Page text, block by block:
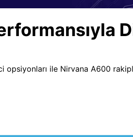
ile Nirvana A600